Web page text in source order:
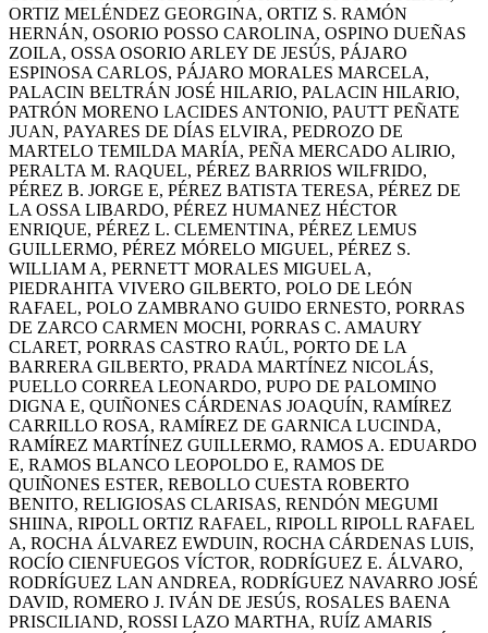
ORTIZ MELÉNDEZ GEORGINA, ORTIZ S. RAMÓN
HERNÁN, OSORIO POSSO CAROLINA, OSPINO DUEÑAS
ZOILA, OSSA OSORIO ARLEY DE JESÚS, PÁJARO
ESPINOSA CARLOS, PÁJARO MORALES MARCELA,
PALACIN BELTRÁN JOSÉ HILARIO, PALACIN HILARIO,
PATRÓN MORENO LACIDES ANTONIO, PAUTT PEÑATE
JUAN, PAYARES DE DÍAS ELVIRA, PEDROZO DE
MARTELO TEMILDA MARÍA, PEÑA MERCADO ALIRIO,
PERALTA M. RAQUEL, PÉREZ BARRIOS WILFRIDO,
PÉREZ B. JORGE E, PÉREZ BATISTA TERESA, PÉREZ DE
LA OSSA LIBARDO, PÉREZ HUMANEZ HÉCTOR
ENRIQUE, PÉREZ L. CLEMENTINA, PÉREZ LEMUS
GUILLERMO, PÉREZ MÓRELO MIGUEL, PÉREZ S.
WILLIAM A, PERNETT MORALES MIGUEL A,
PIEDRAHITA VIVERO GILBERTO, POLO DE LEÓN
RAFAEL, POLO ZAMBRANO GUIDO ERNESTO, PORRAS
DE ZARCO CARMEN MOCHI, PORRAS C. AMAURY
CLARET, PORRAS CASTRO RAÚL, PORTO DE LA
BARRERA GILBERTO, PRADA MARTÍNEZ NICOLÁS,
PUELLO CORREA LEONARDO, PUPO DE PALOMINO
DIGNA E, QUIÑONES CÁRDENAS JOAQUÍN, RAMÍREZ
CARRILLO ROSA, RAMÍREZ DE GARNICA LUCINDA,
RAMÍREZ MARTÍNEZ GUILLERMO, RAMOS A. EDUARDO
E, RAMOS BLANCO LEOPOLDO E, RAMOS DE
QUIÑONES ESTER, REBOLLO CUESTA ROBERTO
BENITO, RELIGIOSAS CLARISAS, RENDÓN MEGUMI
SHIINA, RIPOLL ORTIZ RAFAEL, RIPOLL RIPOLL RAFAEL
A, ROCHA ÁLVAREZ EWDUIN, ROCHA CÁRDENAS LUIS,
ROCÍO CIENFUEGOS VÍCTOR, RODRÍGUEZ E. ÁLVARO,
RODRÍGUEZ LAN ANDREA, RODRÍGUEZ NAVARRO JOSÉ
DAVID, ROMERO J. IVÁN DE JESÚS, ROSALES BAENA
PRISCILIAND, ROSSI LAZO MARTHA, RUÍZ AMARIS